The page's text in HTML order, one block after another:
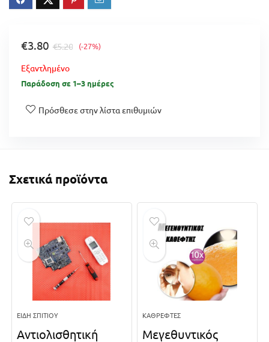
€5.20
€3.80 (-27%)
Εξαντλημένο
Παράδοση σε 1–3 ημέρες
Πρόσθεσε στην λίστα επιθυμιών
Σχετικά προϊόντα
ΕΊΔΗ ΣΠΙΤΙΟΎ
Αντιολισθητική
ΚΑΘΡΈΦΤΕΣ
Μεγεθυντικός